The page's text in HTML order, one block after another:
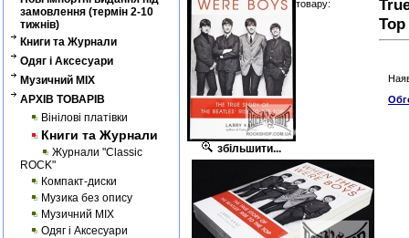
замовлення (термін 2-10
тижнів)
Книги та Журнали
Одяг і Аксесуари
Музичний MIX
АРХІВ ТОВАРІВ
Вінілові платівки
Книги та Журнали
Журнали "Classic
ROCK"
Компакт-диски
Музика без опису
Музичний MIX
Одяг і Аксесуари
збільшити...
товару: